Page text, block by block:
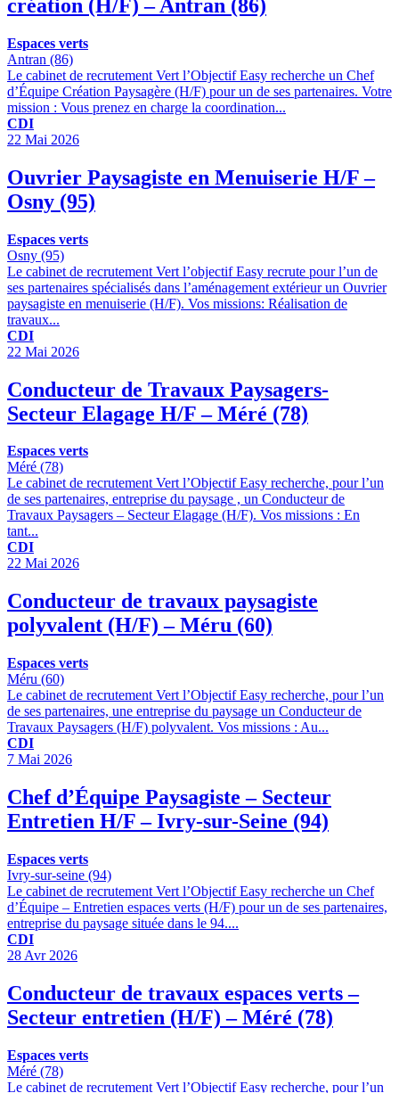
création (H/F) – Antran (86)
Espaces verts
Antran (86)
Le cabinet de recrutement Vert l’Objectif Easy recherche un Chef
d’Équipe Création Paysagère (H/F) pour un de ses partenaires. Votre
mission : Vous prenez en charge la coordination...
CDI
22 Mai 2026
Ouvrier Paysagiste en Menuiserie H/F –
Osny (95)
Espaces verts
Osny (95)
Le cabinet de recrutement Vert l’objectif Easy recrute pour l’un de
ses partenaires spécialisés dans l’aménagement extérieur un Ouvrier
paysagiste en menuiserie (H/F). Vos missions: Réalisation de
travaux...
CDI
22 Mai 2026
Conducteur de Travaux Paysagers-
Secteur Elagage H/F – Méré (78)
Espaces verts
Méré (78)
Le cabinet de recrutement Vert l’Objectif Easy recherche, pour l’un
de ses partenaires, entreprise du paysage , un Conducteur de
Travaux Paysagers – Secteur Elagage (H/F). Vos missions : En
tant...
CDI
22 Mai 2026
Conducteur de travaux paysagiste
polyvalent (H/F) – Méru (60)
Espaces verts
Méru (60)
Le cabinet de recrutement Vert l’Objectif Easy recherche, pour l’un
de ses partenaires, une entreprise du paysage un Conducteur de
Travaux Paysagers (H/F) polyvalent. Vos missions : Au...
CDI
7 Mai 2026
Chef d’Équipe Paysagiste – Secteur
Entretien H/F – Ivry-sur-Seine (94)
Espaces verts
Ivry-sur-seine (94)
Le cabinet de recrutement Vert l’Objectif Easy recherche un Chef
d’Équipe – Entretien espaces verts (H/F) pour un de ses partenaires,
entreprise du paysage située dans le 94....
CDI
28 Avr 2026
Conducteur de travaux espaces verts –
Secteur entretien (H/F) – Méré (78)
Espaces verts
Méré (78)
Le cabinet de recrutement Vert l’Objectif Easy recherche, pour l’un